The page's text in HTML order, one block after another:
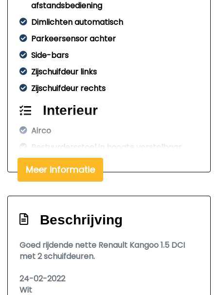
afstandsbediening
Dimlichten automatisch
Parkeersensor achter
Side-bars
Zijschuifdeur links
Zijschuifdeur rechts
Interieur
Airco
Bestuurdersstoel in hoogte verstelbaar
Elektrische ramen voor
Lendesteun(en) verstelbaar
Tussenschot volledig
Overige
Anti blokkeer systeem
Anti doorslip regeling
Bestuurdersairbag
Bluetooth
Meer informatie
Beschrijving
Goed rijdende nette Renault Kangoo 1.5 DCI
met 2 schuifdeuren.
24-02-2022
Wit